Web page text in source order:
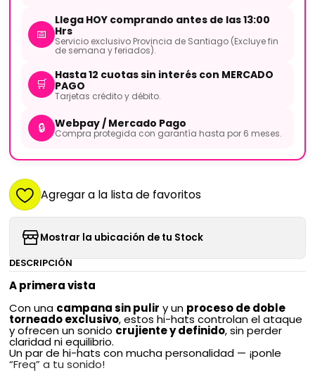
📅
Llega HOY comprando antes de las 13:00
Hrs
Servicio exclusivo Provincia de Santiago (Excluye fin
de semana y feriados).
🛒
Hasta 12 cuotas sin interés con MERCADO
PAGO
Tarjetas crédito y débito.
🔒 Webpay / Mercado Pago
Compra protegida con garantía hasta por 6 meses.
Agregar a la lista de favoritos
Mostrar la ubicación de tu Stock
DESCRIPCIÓN
A primera vista
Con una campana sin pulir y un proceso de doble
torneado exclusivo, estos hi-hats controlan el ataque
y ofrecen un sonido crujiente y definido, sin perder
claridad ni equilibrio.
Un par de hi-hats con mucha personalidad — ¡ponle
“Freq” a tu sonido!